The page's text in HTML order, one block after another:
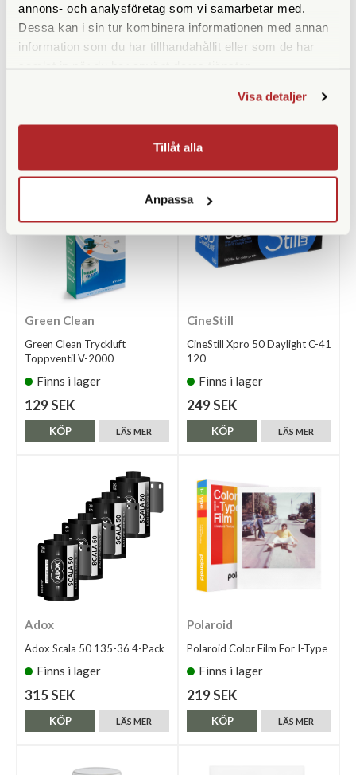
annons- och analysföretag som vi samarbetar med.
Dessa kan i sin tur kombinera informationen med annan
information som du har tillhandahållit eller som de har
Visa detaljer
Tillåt alla
Anpassa
LÄS MER
KÖP LÄS MER
KÖP
ANDRA KÖPTE ÄVEN
Green Clean
Green Clean Tryckluft
Toppventil V-2000
Finns i lager
129 SEK
LÄS MER
KÖP
CineStill
CineStill Xpro 50 Daylight C-41
120
Finns i lager
249 SEK
LÄS MER
KÖP
Adox
Adox Scala 50 135-36 4-Pack
Finns i lager
315 SEK
LÄS MER
KÖP
Polaroid
Polaroid Color Film For I-Type
Finns i lager
219 SEK
LÄS MER
KÖP